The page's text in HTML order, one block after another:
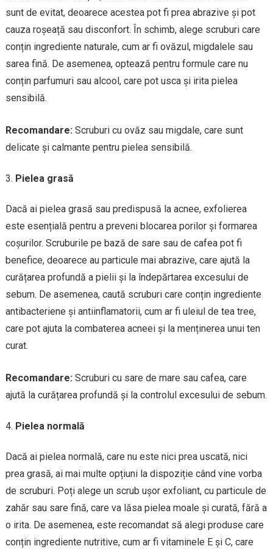
sunt de evitat, deoarece acestea pot fi prea abrazive și pot
cauza roșeață sau disconfort. În schimb, alege scruburi care
conțin ingrediente naturale, cum ar fi ovăzul, migdalele sau
sarea fină. De asemenea, optează pentru formule care nu
conțin parfumuri sau alcool, care pot usca și irita pielea
sensibilă.
Recomandare:Scruburi cu ovăz sau migdale, care sunt
delicate și calmante pentru pielea sensibilă.
Pielea grasă
Dacă ai pielea grasă sau predispusă la acnee, exfolierea
este esențială pentru a preveni blocarea porilor și formarea
coșurilor. Scruburile pe bază de sare sau de cafea pot fi
benefice, deoarece au particule mai abrazive, care ajută la
curățarea profundă a pielii și la îndepărtarea excesului de
sebum. De asemenea, caută scruburi care conțin ingrediente
antibacteriene și antiinflamatorii, cum ar fi uleiul de tea tree,
care pot ajuta la combaterea acneei și la menținerea unui ten
curat.
Recomandare:Scruburi cu sare de mare sau cafea, care
ajută la curățarea profundă și la controlul excesului de sebum.
Pielea normală
Dacă ai pielea normală, care nu este nici prea uscată, nici
prea grasă, ai mai multe opțiuni la dispoziție când vine vorba
de scruburi. Poți alege un scrub ușor exfoliant, cu particule de
zahăr sau sare fină, care va lăsa pielea moale și curată, fără a
o irita. De asemenea, este recomandat să alegi produse care
conțin ingrediente nutritive, cum ar fi vitaminele E și C, care